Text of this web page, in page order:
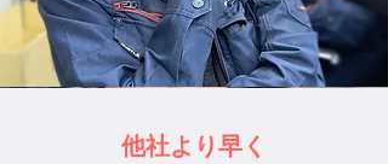
他社より早く